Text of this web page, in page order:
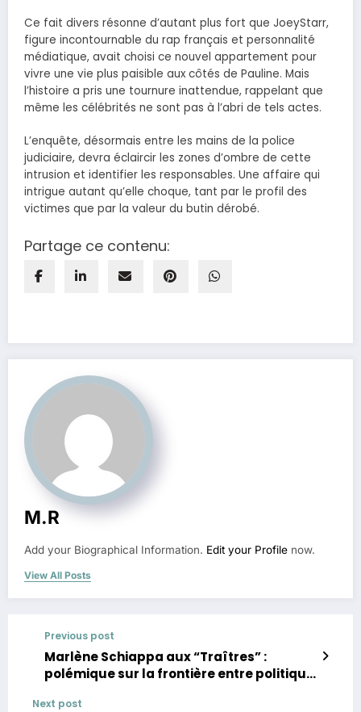
Ce fait divers résonne d’autant plus fort que JoeyStarr,
figure incontournable du rap français et personnalité
médiatique, avait choisi ce nouvel appartement pour
vivre une vie plus paisible aux côtés de Pauline. Mais
l’histoire a pris une tournure inattendue, rappelant que
même les célébrités ne sont pas à l’abri de tels actes.
L’enquête, désormais entre les mains de la police
judiciaire, devra éclaircir les zones d’ombre de cette
intrusion et identifier les responsables. Une affaire qui
intrigue autant qu’elle choque, tant par le profil des
victimes que par la valeur du butin dérobé.
Partage ce contenu:
M.R
Add your Biographical Information. Edit your Profile now.
View All Posts
Previous post
Marlène Schiappa aux “Traîtres” :
polémique sur la frontière entre politique
Next post